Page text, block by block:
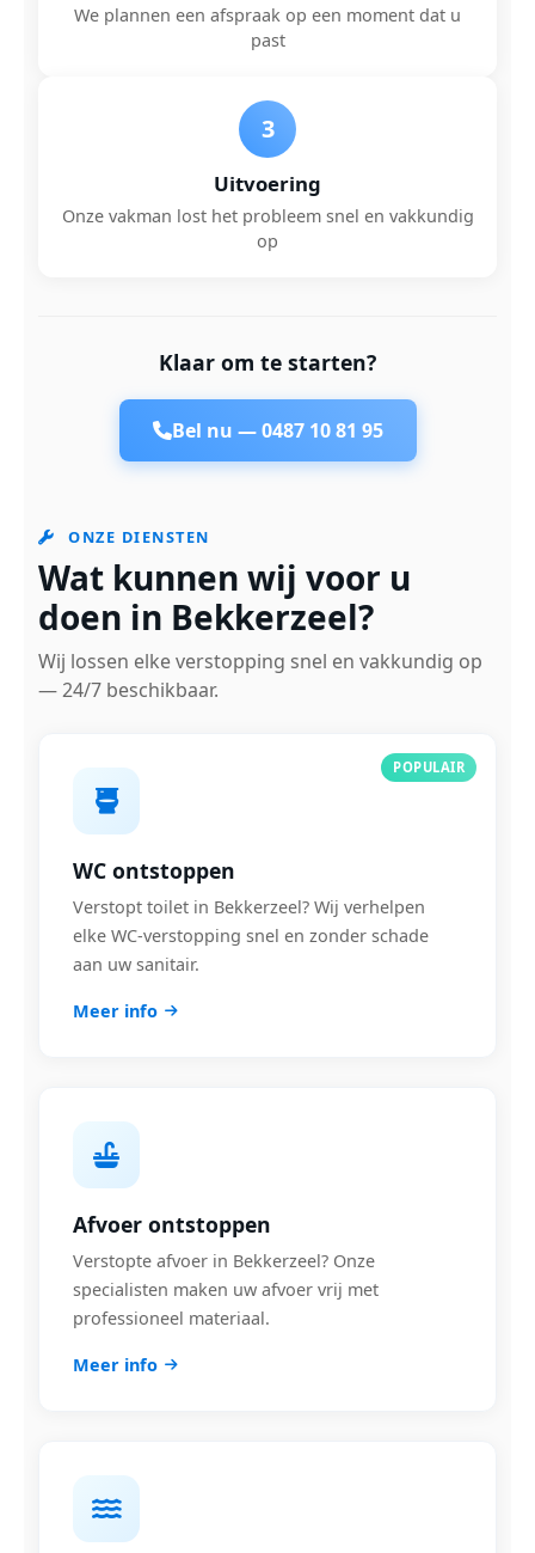
We plannen een afspraak op een moment dat u
past
3
Uitvoering
Onze vakman lost het probleem snel en vakkundig
op
Klaar om te starten?
Bel nu —0487 10 81 95
ONZE DIENSTEN
Wat kunnen wij voor u
doen in Bekkerzeel?
Wij lossen elke verstopping snel en vakkundig op
— 24/7 beschikbaar.
POPULAIR
WC ontstoppen
Verstopt toilet in Bekkerzeel? Wij verhelpen
elke WC-verstopping snel en zonder schade
aan uw sanitair.
Meer info
Afvoer ontstoppen
Verstopte afvoer in Bekkerzeel? Onze
specialisten maken uw afvoer vrij met
professioneel materiaal.
Meer info